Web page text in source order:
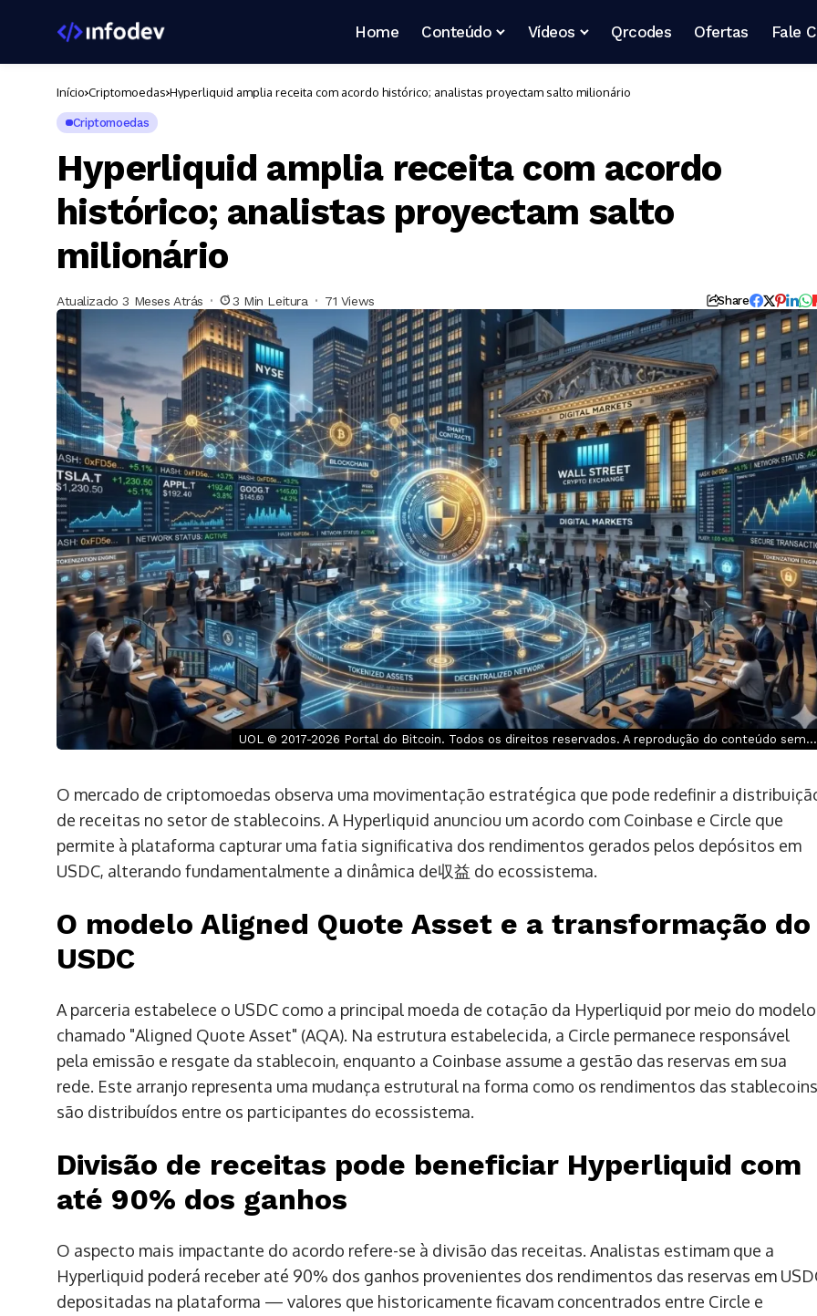
Home Conteúdo Vídeos Qrcodes Ofertas Fale
Início Criptomoedas Hyperliquid amplia receita com acordo histórico; analistas proyectam salto milionário
Criptomoedas
Hyperliquid amplia receita com acordo
histórico; analistas proyectam salto
milionário
Atualizado 3 Meses Atrás 3 Min Leitura 71 Views Share
UOL © 2017-2026 Portal do Bitcoin. Todos os direitos reservados. A reprodução do conteúdo sem...
O mercado de criptomoedas observa uma movimentação estratégica que pode redefinir a
de receitas no setor de stablecoins. A Hyperliquid anunciou um acordo com Coinbase e Circle que
permite à plataforma capturar uma fatia significativa dos rendimentos gerados pelos depósitos em
USDC, alterando fundamentalmente a dinâmica de収益 do ecossistema.
O modelo Aligned Quote Asset e a transformação do
USDC
A parceria estabelece o USDC como a principal moeda de cotação da Hyperliquid por meio do modelo
chamado "Aligned Quote Asset" (AQA). Na estrutura estabelecida, a Circle permanece responsável
pela emissão e resgate da stablecoin, enquanto a Coinbase assume a gestão das reservas em sua
rede. Este arranjo representa uma mudança estrutural na forma como os rendimentos das stablecoins
são distribuídos entre os participantes do ecossistema.
Divisão de receitas pode beneficiar Hyperliquid com
até 90% dos ganhos
O aspecto mais impactante do acordo refere-se à divisão das receitas. Analistas estimam que a
Hyperliquid poderá receber até 90% dos ganhos provenientes dos rendimentos das reservas em
depositadas na plataforma — valores que historicamente ficavam concentrados entre Circle e